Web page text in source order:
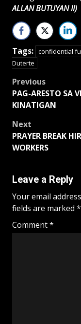
ALLAN BUTUYAN II)
Tags: confidential
Duterte
Post
navigation
Previous
PAG-ARESTO SA
KINATIGAN
Next
PRAYER BREAK
WORKERS
Leave a Reply
Your email
fields are marked *
Comment*